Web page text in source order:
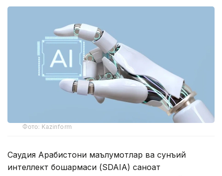
Фото: Kazinform
Саудия Арабистони маълумотлар ва сунъий
интеллект бошқармаси (SDAIA) саноат